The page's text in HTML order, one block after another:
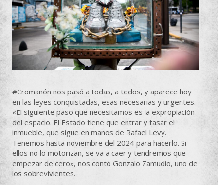
#Cromañón nos pasó a todas, a todos, y aparece hoy
en las leyes conquistadas, esas necesarias y urgentes.
«El siguiente paso que necesitamos es la expropiación
del espacio. El Estado tiene que entrar y tasar el
inmueble, que sigue en manos de Rafael Levy.
Tenemos hasta noviembre del 2024 para hacerlo. Si
ellos no lo motorizan, se va a caer y tendremos que
empezar de cero», nos contó Gonzalo Zamudio, uno de
los sobrevivientes.